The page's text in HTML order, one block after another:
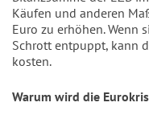
Käufen und anderen
Euro zu erhöhen. Wenn
Schrott entpuppt, kann
kosten.
Warum wird die